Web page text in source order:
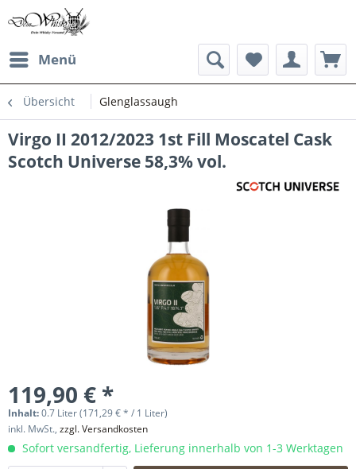
Menü
Übersicht Glenglassaugh
Virgo II 2012/2023 1st Fill Moscatel Cask
Scotch Universe 58,3% vol.
119,90 € *
Inhalt:0.7 Liter (171,29 € * / 1 Liter)
inkl. MwSt., zzgl. Versandkosten
Sofort versandfertig, Lieferung innerhalb von 1-3 Werktagen